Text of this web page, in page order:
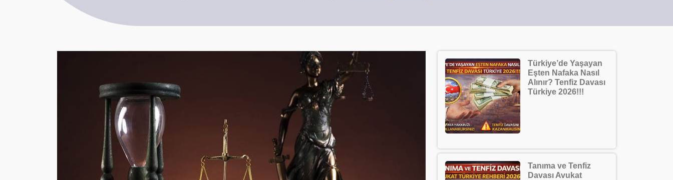
Türkiye’de Yaşayan
Eşten Nafaka Nasıl
Alınır? Tenfiz Davası
Türkiye 2026!!!
Tanıma ve Tenfiz
Davası Avukat